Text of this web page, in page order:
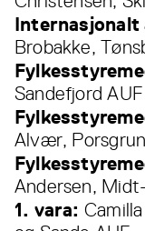
Internasjonalt
Brobakke,
Sandefjord AUF
Alvær,
Andersen,
1. vara: